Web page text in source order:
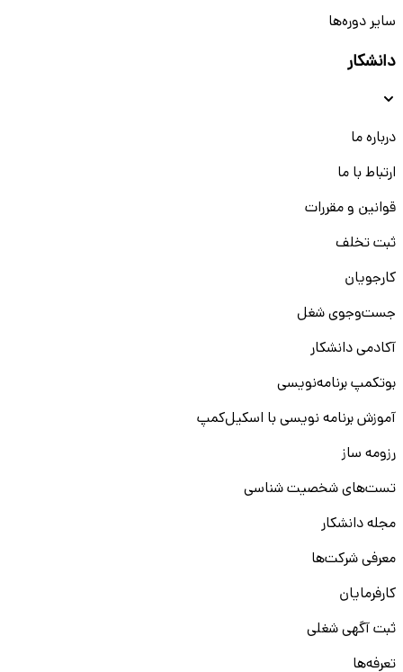
سایر دوره‌ها
دانشکار
درباره ما
ارتباط با ما
قوانین و مقررات
ثبت تخلف
کارجویان
جست‌و‌جوی شغل
آکادمی دانشکار
بوتکمپ برنامه‌نویسی
آموزش برنامه نویسی با اسکیل‌کمپ
رزومه ساز
تست‌های شخصیت شناسی
مجله دانشکار
معرفی شرکت‌ها
کارفرمایان
ثبت آگهی شغلی
تعرفه‌ها